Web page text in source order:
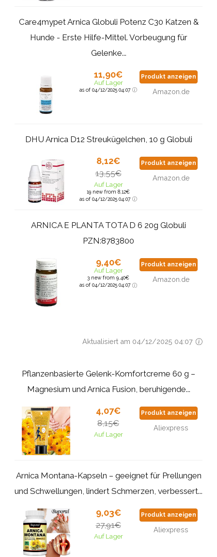
Care4mypet Arnica Globuli Potenz C30 Katzen &
Hunde - Erste Hilfe-Mittel. Vorbeugung für
Gelenke...
11,90€
Auf Lager
as of 04/12/2025 04:07
Produkt anzeigen
Amazon.de
DHU Arnica D12 Streukügelchen, 10 g Globuli
8,12€
13,55€
Auf Lager
19 new from 8,12€
as of 04/12/2025 04:07
Produkt anzeigen
Amazon.de
ARNICA E PLANTA TOTA D 6 20g Globuli
PZN:8783800
9,40€
Auf Lager
3 new from 9,40€
as of 04/12/2025 04:07
Produkt anzeigen
Amazon.de
Aktualisiert am 04/12/2025 04:07
Pflanzenbasierte Gelenk-Komfortcreme 60 g –
Magnesium und Arnica Fusion, beruhigende...
4,07€
8,15€
Auf Lager
Produkt anzeigen
Aliexpress
Arnica Montana-Kapseln – geeignet für Prellungen
und Schwellungen, lindert Schmerzen, verbessert...
9,03€
27,91€
Auf Lager
Produkt anzeigen
Aliexpress